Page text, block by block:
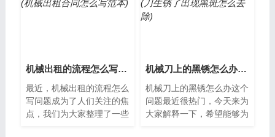
机械出租的流程怎么写(机械出租合同怎么写范本)
最近，机械出租的流程怎么
写问题成为了人们关注的焦
点，我们为大家整理了一些
机械刀上的黑锈怎么办(刀生锈了出现黑斑怎么去除)
机械刀上的黑锈怎么办这个
问题最近很热门，今天来为
大家解释一下，希望能够为